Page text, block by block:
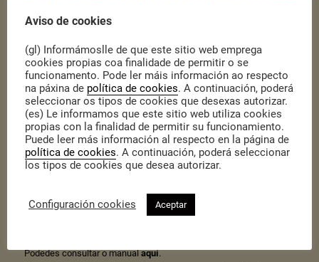
Publicado o 30 de Abril de 2019 Actualidade, Actualidade
Hai unhas semanas anunciabamos o comezo dos cursos de
formación organizados porEspazocoop e impartidos por Cidadanía
dirixidos a fortalecer a organización das entidades da economía
social: asembleas e reunións e regulamento de réxime interno nas
cooperativas.
Ademais dos nosos propios materiais, que podedes consultar no
apartado depublicacións da nosa web, prestaríanos compartir con
pretende aportar algúns recursos que axuden a reunirnos, debater,
dialogar, enfrontarnos (dialecticamente), discrepar…
Podedes consultar o manualaquí.
Aviso de cookies
(gl) Informámoslle de que este sitio web emprega
cookies propias coa finalidade de permitir o se
funcionamento. Pode ler máis información ao respecto
na páxina de política de cookies. A continuación, poderá
seleccionar os tipos de cookies que desexas autorizar.
(es) Le informamos que este sitio web utiliza cookies
propias con la finalidad de permitir su funcionamiento.
Puede leer más información al respecto en la página de
política de cookies. A continuación, poderá seleccionar
los tipos de cookies que desea autorizar.
Configuración cookies Aceptar